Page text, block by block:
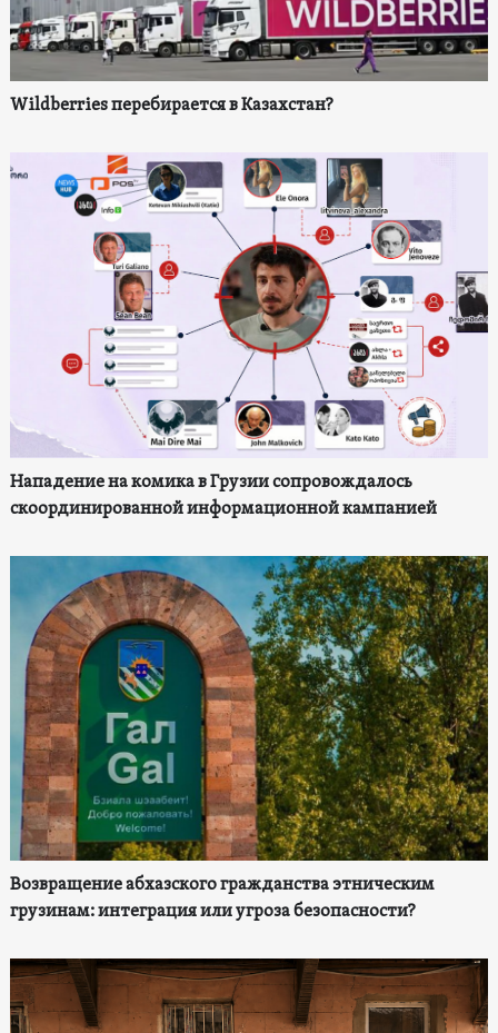
Wildberries перебирается в Казахстан?
Нападение на комика в Грузии сопровождалось
скоординированной информационной кампанией
Возвращение абхазского гражданства этническим
грузинам: интеграция или угроза безопасности?